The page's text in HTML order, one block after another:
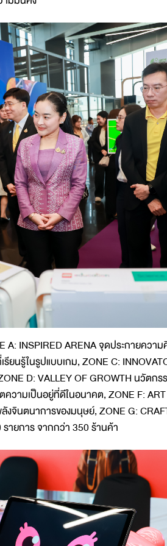
A: INSPIRED ARENA จุดประกายความ
ยนรู้ในรูปแบบเกม, ZONE C:
D: VALLEY OF GROWTH นวัตก
วามเป็นอยู่ที่ดีในอนาคต, ZONE F:
จินตนาการของมนุษย์, ZONE G:
ายการ จากกว่า 350 ร้านค้า